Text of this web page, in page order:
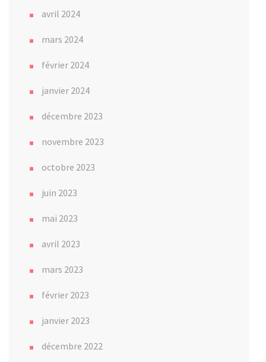
avril 2024
mars 2024
février 2024
janvier 2024
décembre 2023
novembre 2023
octobre 2023
juin 2023
mai 2023
avril 2023
mars 2023
février 2023
janvier 2023
décembre 2022